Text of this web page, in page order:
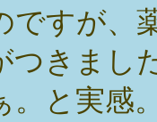
ですが、
つきまし
。と実感